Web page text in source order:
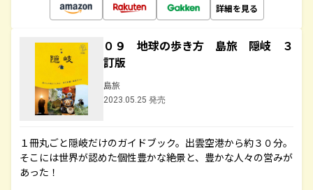
詳細を見る
０９ 地球の歩き方 島旅 隠岐 ３
訂版
島旅
2023.05.25 発売
１冊丸ごと隠岐だけのガイドブック。出雲空港から約３０分。
そこには世界が認めた個性豊かな絶景と、豊かな人々の営みが
あった！